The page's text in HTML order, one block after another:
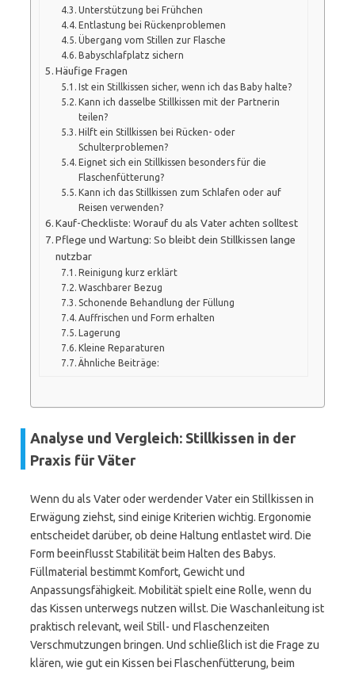
Unterstützung bei Frühchen
Entlastung bei Rückenproblemen
Übergang vom Stillen zur Flasche
Babyschlafplatz sichern
Häufige Fragen
Ist ein Stillkissen sicher, wenn ich das Baby halte?
Kann ich dasselbe Stillkissen mit der Partnerin
teilen?
Hilft ein Stillkissen bei Rücken- oder
Schulterproblemen?
Eignet sich ein Stillkissen besonders für die
Flaschenfütterung?
Kann ich das Stillkissen zum Schlafen oder auf
Reisen verwenden?
Kauf-Checkliste: Worauf du als Vater achten solltest
Pflege und Wartung: So bleibt dein Stillkissen lange
nutzbar
Reinigung kurz erklärt
Waschbarer Bezug
Schonende Behandlung der Füllung
Auffrischen und Form erhalten
Lagerung
Kleine Reparaturen
Ähnliche Beiträge:
Analyse und Vergleich: Stillkissen in der
Praxis für Väter
Wenn du als Vater oder werdender Vater ein Stillkissen in
Erwägung ziehst, sind einige Kriterien wichtig. Ergonomie
entscheidet darüber, ob deine Haltung entlastet wird. Die
Form beeinflusst Stabilität beim Halten des Babys.
Füllmaterial bestimmt Komfort, Gewicht und
Anpassungsfähigkeit. Mobilität spielt eine Rolle, wenn du
das Kissen unterwegs nutzen willst. Die Waschanleitung ist
praktisch relevant, weil Still- und Flaschenzeiten
Verschmutzungen bringen. Und schließlich ist die Frage zu
klären, wie gut ein Kissen bei Flaschenfütterung, beim